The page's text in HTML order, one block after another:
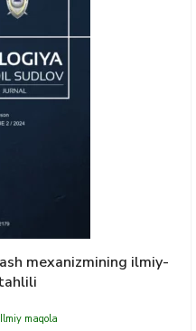
mexanizmining ilmiy-
Ilmiy maqola